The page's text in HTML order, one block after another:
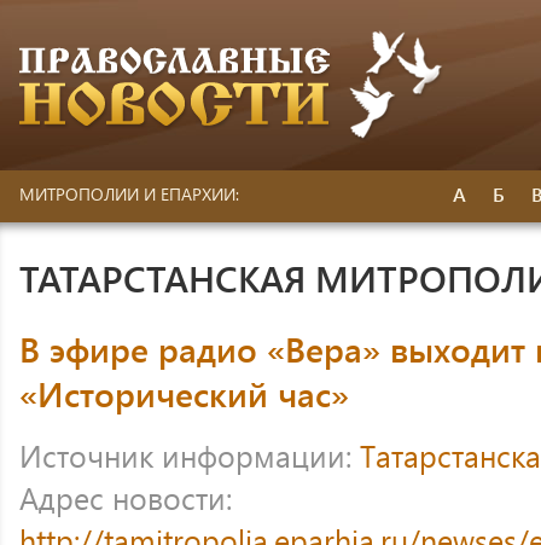
МИТРОПОЛИИ И ЕПАРХИИ: А Б
ТАТАРСТАНСКАЯ
В эфире радио «Вера»
«Исторический час»
Источник информации:
Адрес новости: